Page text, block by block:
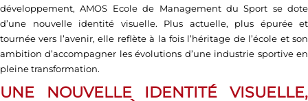
développement, AMOS Ecole de Management du Sport se dote
d’une nouvelle identité visuelle. Plus actuelle, plus épurée et
tournée vers l’avenir, elle reflète à la fois l’héritage de l’école et son
ambition d’accompagner les évolutions d’une industrie sportive en
pleine transformation.
UNE NOUVELLE IDENTITÉ VISUELLE,